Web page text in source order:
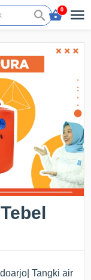
0
Tangki air